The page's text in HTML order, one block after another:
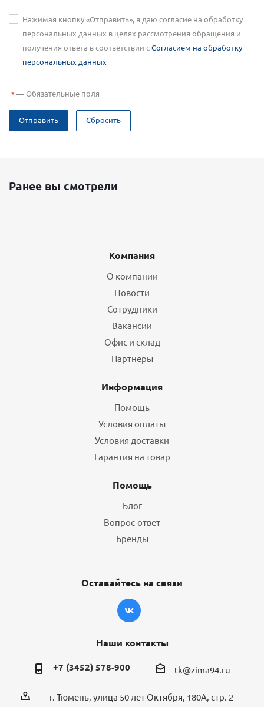
Нажимая кнопку «Отправить», я даю согласие на обработку
персональных данных в целях рассмотрения обращения и
получения ответа в соответствии сСогласием на обработку
персональных данных
*—Обязательные поля
Отправить Сбросить
Ранее вы смотрели
Компания
О компании
Новости
Сотрудники
Вакансии
Офис и склад
Партнеры
Информация
Помощь
Условия оплаты
Условия доставки
Гарантия на товар
Помощь
Блог
Вопрос-ответ
Бренды
Оставайтесь на связи
Наши контакты
+7 (3452) 578-900 tk@zima94.ru
г. Тюмень, улица 50 лет Октября, 180А, стр. 2